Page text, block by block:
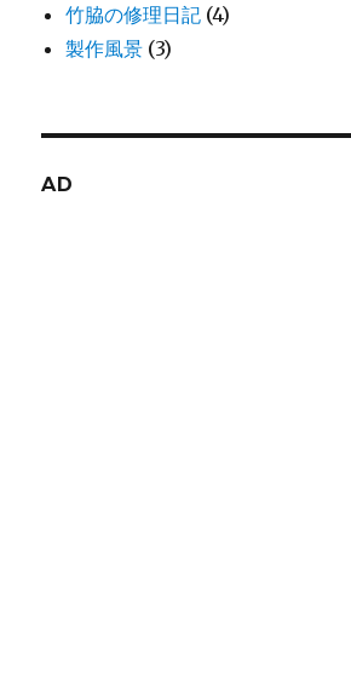
竹脇の修理日記 (4)
製作風景 (3)
AD